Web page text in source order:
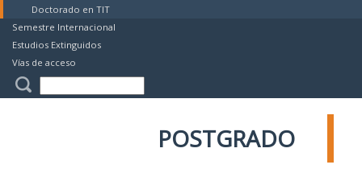
Doctorado en TIT
Semestre Internacional
Estudios Extinguidos
Vías de acceso
POSTGRADO